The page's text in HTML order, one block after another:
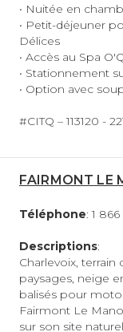
• Nuitée en
• Petit-déjeuner
Délices
• Accès au Spa
• Stationnement
• Option avec
#CITQ – 113120 -
FAIRMONT LE
Téléphone: 1
Descriptions:
Charlevoix, terrain
paysages, neige
balisés pour
Fairmont Le
sur son site